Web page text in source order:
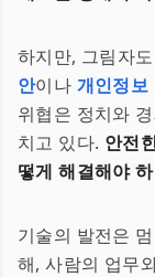
하지만, 그림자
안이나 개인정보
위협은 정치와
치고 있다. 안전
떻게 해결해야
기술의 발전은
해, 사람의 업무